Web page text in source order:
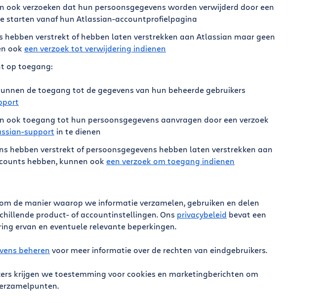
ook verzoeken dat hun persoonsgegevens worden verwijderd door een
starten vanaf hun Atlassian-accountprofielpagina
hebben verstrekt of hebben laten verstrekken aan Atlassian maar geen
ook een verzoek tot verwijdering indienen
op toegang:
de toegang tot de gegevens van hun beheerde gebruikers
ook toegang tot hun persoonsgegevens aanvragen door een verzoek
support in te dienen
hebben verstrekt of persoonsgegevens hebben laten verstrekken aan
hebben, kunnen ook een verzoek om toegang indienen
de manier waarop we informatie verzamelen, gebruiken en delen
product- of accountinstellingen. Ons privacybeleid bevat een
ervan en eventuele relevante beperkingen.
beheren voor meer informatie over de rechten van eindgebruikers.
krijgen we toestemming voor cookies en marketingberichten om